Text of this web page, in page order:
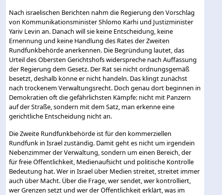
Nach israelischen Berichten nahm die Regierung den Vorschlag
von Kommunikationsminister Shlomo Karhi und Justizminister
Yariv Levin an. Danach will sie keine Entscheidung, keine
Ernennung und keine Handlung des Rates der Zweiten
Rundfunkbehörde anerkennen. Die Begründung lautet, das
Urteil des Obersten Gerichtshofs widerspreche nach Auffassung
der Regierung dem Gesetz. Der Rat sei nicht ordnungsgemäß
besetzt, deshalb könne er nicht handeln. Das klingt zunächst
nach trockenem Verwaltungsrecht. Doch genau dort beginnen in
Demokratien oft die gefährlichsten Kämpfe: nicht mit Panzern
auf der Straße, sondern mit dem Satz, man erkenne eine
gerichtliche Entscheidung nicht an.
Die Zweite Rundfunkbehörde ist für den kommerziellen
Rundfunk in Israel zuständig. Damit geht es nicht um irgendein
Nebenzimmer der Verwaltung, sondern um einen Bereich, der
für freie Öffentlichkeit, Medienaufsicht und politische Kontrolle
Bedeutung hat. Wer in Israel über Medien streitet, streitet immer
auch über Macht. Über die Frage, wer sendet, wer kontrolliert,
wer Grenzen setzt und wer der Öffentlichkeit erklärt, was im